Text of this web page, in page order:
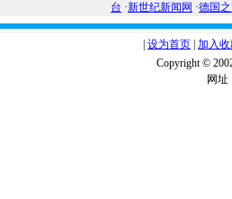
台 ·新世纪新闻网 ·德国
设为首页 加入
Copyright ©
网址